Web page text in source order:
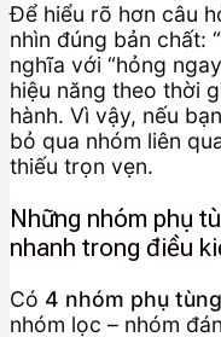
Để hiểu rõ hơn câu
nhìn đúng bản chất:
nghĩa với “hỏng
hiệu năng theo thời
hành. Vì vậy, nếu
bỏ qua nhóm liên
thiếu trọn vẹn.
Những nhóm phụ
nhanh trong điều
Có 4 nhóm phụ
nhóm lọc – nhóm